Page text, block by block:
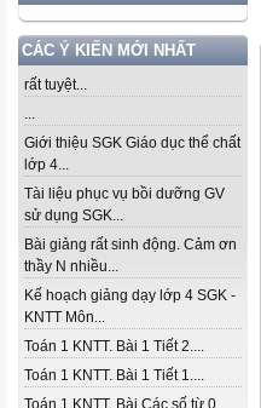
CÁC Ý KIẾN MỚI NHẤT
rất tuyệt...
...
Giới thiệu SGK Giáo dục thể chất
lớp 4...
Tài liệu phục vụ bồi dưỡng GV
sử dụng SGK...
Bài giảng rất sinh động. Cảm ơn
thầy N nhiều...
Kế hoạch giảng dạy lớp 4 SGK -
KNTT Môn...
Toán 1 KNTT. Bài 1 Tiết 2....
Toán 1 KNTT. Bài 1 Tiết 1....
Toán 1 KNTT. Bài Các số từ 0